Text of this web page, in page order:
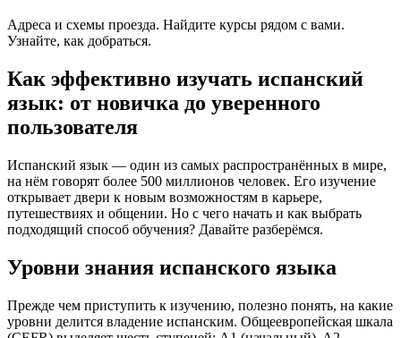
Адреса и схемы проезда. Найдите курсы рядом с вами.
Узнайте, как добраться.
Как эффективно изучать испанский
язык: от новичка до уверенного
пользователя
Испанский язык — один из самых распространённых в мире,
на нём говорят более 500 миллионов человек. Его изучение
открывает двери к новым возможностям в карьере,
путешествиях и общении. Но с чего начать и как выбрать
подходящий способ обучения? Давайте разберёмся.
Уровни знания испанского языка
Прежде чем приступить к изучению, полезно понять, на какие
уровни делится владение испанским. Общеевропейская шкала